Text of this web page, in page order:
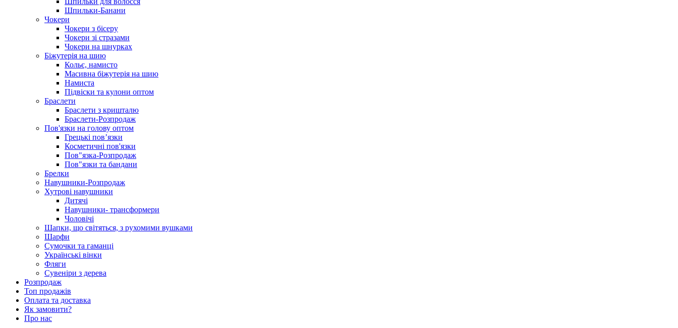
Шпильки-Банани
Чокери
Чокери з бісеру
Чокери зі стразами
Чокери на шнурках
Біжутерія на шию
Кольє, намисто
Масивна біжутерія на шию
Намиста
Підвіски та кулони оптом
Браслети
Браслети з кришталю
Браслети-Розпродаж
Пов'язки на голову оптом
Грецькі пов’язки
Косметичні пов'язки
Пов"язка-Розпродаж
Пов"язки та бандани
Брелки
Навушники-Розпродаж
Хутрові навушники
Дитячі
Навушники- трансформери
Чоловічі
Шапки, що світяться, з рухомими вушками
Шарфи
Сумочки та гаманці
Українські вінки
Фляги
Сувеніри з дерева
Розпродаж
Топ продажів
Оплата та доставка
Як замовити?
Про нас